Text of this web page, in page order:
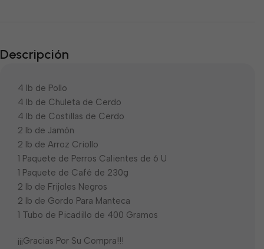
Descripción
4 lb de Pollo
4 lb de Chuleta de Cerdo
4 lb de Costillas de Cerdo
2 lb de Jamón
2 lb de Arroz Criollo
1 Paquete de Perros Calientes de 6 U
1 Paquete de Café de 230g
2 lb de Frijoles Negros
2 lb de Gordo Para Manteca
1 Tubo de Picadillo de 400 Gramos
¡¡¡Gracias Por Su Compra!!!